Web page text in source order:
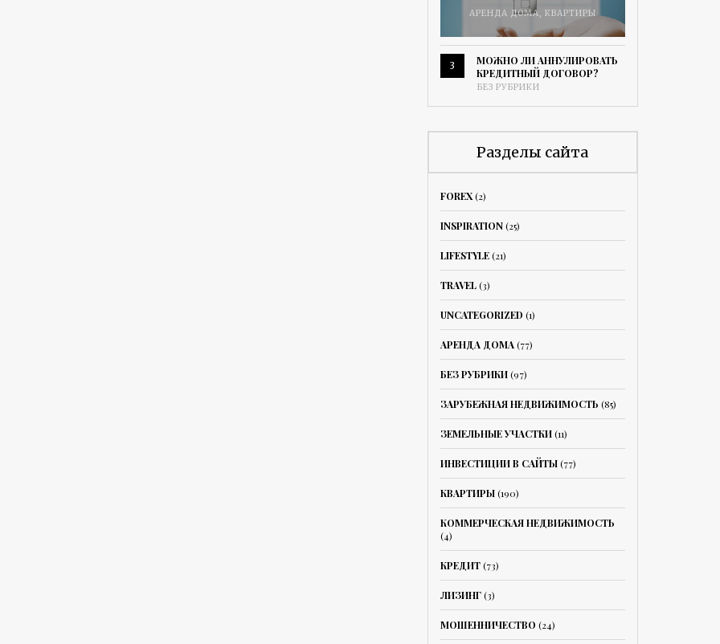
АРЕНДА ДОМА, КВАРТИРЫ
3
МОЖНО ЛИ АННУЛИРОВАТЬ
КРЕДИТНЫЙ ДОГОВОР?
БЕЗ РУБРИКИ
Разделы сайта
FOREX(2)
INSPIRATION(25)
LIFESTYLE(21)
TRAVEL(3)
UNCATEGORIZED (1)
АРЕНДА ДОМА(77)
БЕЗ РУБРИКИ(97)
ЗАРУБЕЖНАЯ НЕДВИЖИМОСТЬ (85)
ЗЕМЕЛЬНЫЕ УЧАСТКИ(11)
ИНВЕСТИЦИИ В САЙТЫ(77)
КВАРТИРЫ(190)
КОММЕРЧЕСКАЯ НЕДВИЖИМОСТЬ
(4)
КРЕДИТ(73)
ЛИЗИНГ(3)
МОШЕННИЧЕСТВО (24)